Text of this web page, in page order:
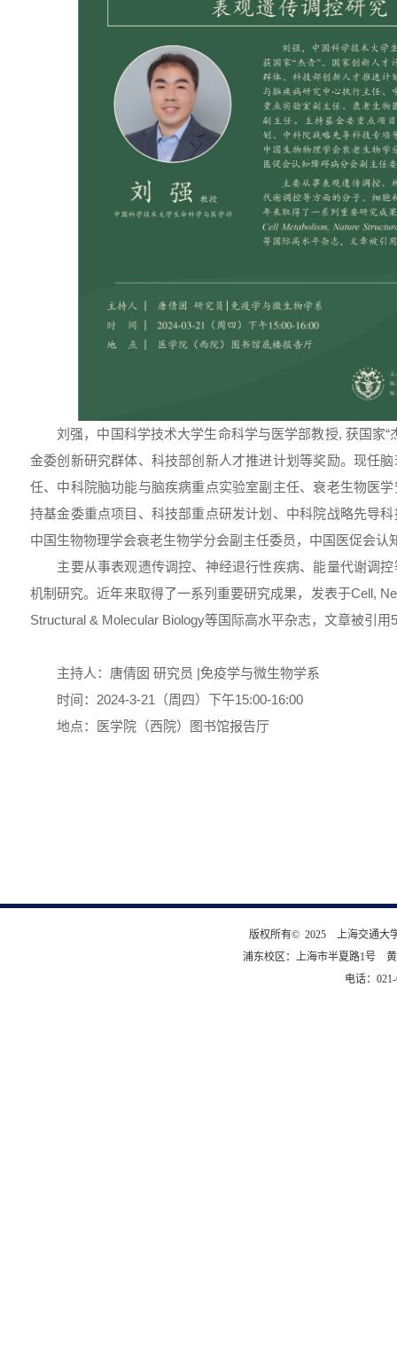
版权所有© 2025 上海交通大
浦东校区：上海市半夏路1号
电话：
刘强，中国科学技术大学生命科学与医学部教授, 获国家“
金委创新研究群体、科技部创新人才推进计划等奖励。现任
任、中科院脑功能与脑疾病重点实验室副主任、衰老生物医
持基金委重点项目、科技部重点研发计划、中科院战略先导
中国生物物理学会衰老生物学分会副主任委员，中国医促会认
主要从事表观遗传调控、神经退行性疾病、能量代谢调控
机制研究。近年来取得了一系列重要研究成果，发表于Cell,
Structural & Molecular Biology等国际高水平杂志，文章被引用
主持人：唐倩囡 研究员 |免疫学与微生物学系
时间：2024-3-21（周四）下午15:00-16:00
地点：医学院（西院）图书馆报告厅